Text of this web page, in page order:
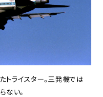
ライスター。三発機では
ない。